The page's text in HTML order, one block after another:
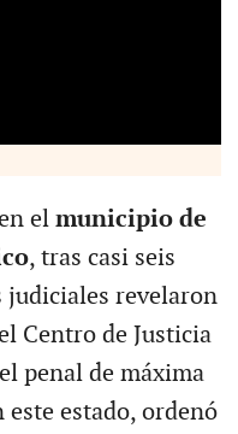
elmunicipio de
, tras casi seis
judiciales revelaron
Centro de Justicia
penal de máxima
estado, ordenó